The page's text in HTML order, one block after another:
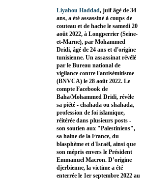
Liyahou Haddad, juif âgé de 34
ans, a été assassiné à coups de
couteau et de hache le samedi 20
août 2022, à Longperrier (Seine-
et-Marne), par Mohammed
Dridi, âgé de 24 ans et d'origine
tunisienne. Un assassinat révélé
par le Bureau national de
vigilance contre l'antisémitisme
(BNVCA) le 28 août 2022. Le
compte Facebook de
Baha/Mohammed Dridi, révèle
sa piété - chahada ou shahada,
profession de foi islamique,
réitérée dans plusieurs posts -
son soutien aux "Palestiniens",
sa haine de la France, du
blasphème et d'Israël, ainsi que
son mépris envers le Président
Emmanuel Macron. D’origine
djerbienne, la victime a été
enterrée le 1er septembre 2022 au